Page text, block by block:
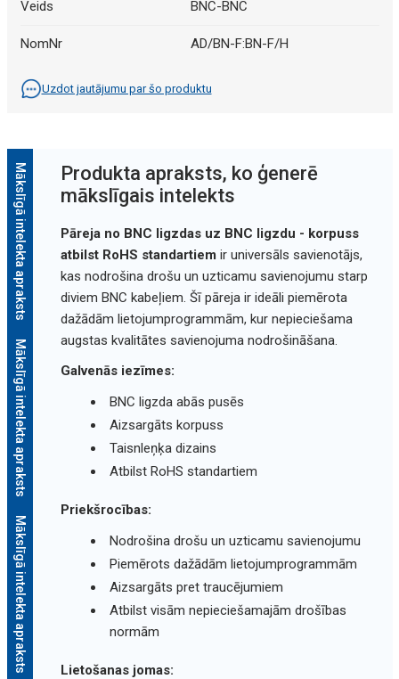
Veids BNC-BNC
NomNr AD/BN-F:BN-F/H
Uzdot jautājumu par šo produktu
Mākslīgā intelekta apraksts
Mākslīgā intelekta apraksts
Mākslīgā intelekta apraksts
Produkta apraksts, ko ģenerē
mākslīgais intelekts
Pāreja no BNC ligzdas uz BNC ligzdu - korpuss
atbilst RoHS standartiem ir universāls savienotājs,
kas nodrošina drošu un uzticamu savienojumu starp
diviem BNC kabeļiem. Šī pāreja ir ideāli piemērota
dažādām lietojumprogrammām, kur nepieciešama
augstas kvalitātes savienojuma nodrošināšana.
Galvenās iezīmes:
BNC ligzda abās pusēs
Aizsargāts korpuss
Taisnleņķa dizains
Atbilst RoHS standartiem
Priekšrocības:
Nodrošina drošu un uzticamu savienojumu
Piemērots dažādām lietojumprogrammām
Aizsargāts pret traucējumiem
Atbilst visām nepieciešamajām drošības
normām
Lietošanas jomas: